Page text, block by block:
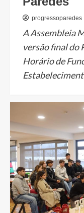
progressoparedes
A Assembleia
versão final do
Horário de